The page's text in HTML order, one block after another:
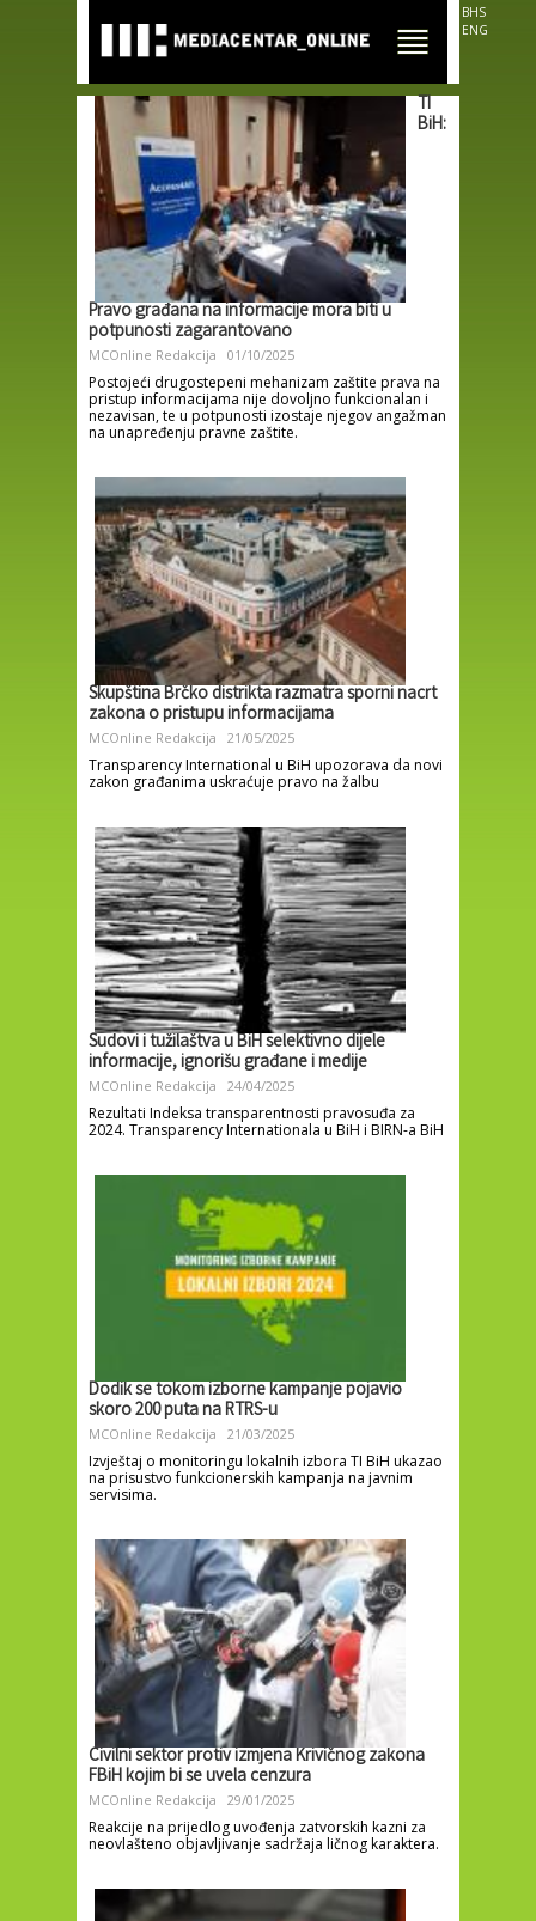
main
content
BHS
ENG
TI
BiH:
Pravo građana na informacije mora biti u
potpunosti zagarantovano
MCOnline Redakcija 01/10/2025
Postojeći drugostepeni mehanizam zaštite prava na
pristup informacijama nije dovoljno funkcionalan i
nezavisan, te u potpunosti izostaje njegov angažman
na unapređenju pravne zaštite.
Skupština Brčko distrikta razmatra sporni nacrt
zakona o pristupu informacijama
MCOnline Redakcija 21/05/2025
Transparency International u BiH upozorava da novi
zakon građanima uskraćuje pravo na žalbu
Sudovi i tužilaštva u BiH selektivno dijele
informacije, ignorišu građane i medije
MCOnline Redakcija 24/04/2025
Rezultati Indeksa transparentnosti pravosuđa za
2024. Transparency Internationala u BiH i BIRN-a BiH
Dodik se tokom izborne kampanje pojavio
skoro 200 puta na RTRS-u
MCOnline Redakcija 21/03/2025
Izvještaj o monitoringu lokalnih izbora TI BiH ukazao
na prisustvo funkcionerskih kampanja na javnim
servisima.
Civilni sektor protiv izmjena Krivičnog zakona
FBiH kojim bi se uvela cenzura
MCOnline Redakcija 29/01/2025
Reakcije na prijedlog uvođenja zatvorskih kazni za
neovlašteno objavljivanje sadržaja ličnog karaktera.